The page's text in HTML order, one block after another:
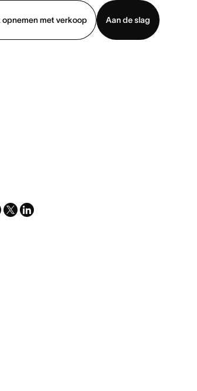
met verkoop
Aan de slag
x-
linkedin